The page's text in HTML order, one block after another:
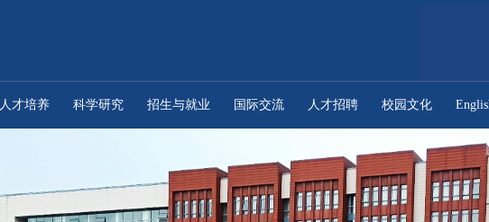
人才培养 科学研究 招生与就业 国际交流 人才招聘 校园文化